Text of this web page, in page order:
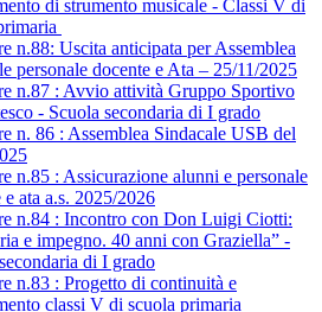
di strumento musicale - Classi V di
n.88: Uscita anticipata per Assemblea
personale docente e Ata – 25/11/2025
n.87 : Avvio attività Gruppo Sportivo
- Scuola secondaria di I grado
n. 86 : Assemblea Sindacale USB del
n.85 : Assicurazione alunni e personale
e ata a.s. 2025/2026
n.84 : Incontro con Don Luigi Ciotti:
e impegno. 40 anni con Graziella” -
di I grado
n.83 : Progetto di continuità e
classi V di scuola primaria